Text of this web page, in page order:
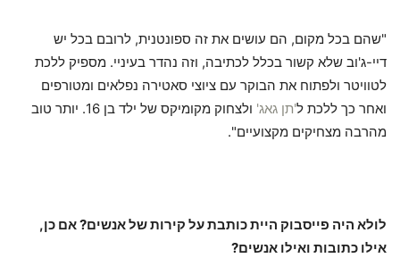
"שהם בכל מקום, הם עושים את זה ספונטנית, לרובם בכל יש
דיי-ג'וב שלא קשור בכלל לכתיבה, וזה נהדר בעיניי. מספיק ללכת
לטוויטר ולפתוח את הבוקר עם ציוצי סאטירה נפלאים ומטורפים
ואחר כך ללכת ל'תן גאג'
ולצחוק מקומיקס של ילד בן 16. יותר טוב
מהרבה מצחיקים מקצועיים".
לולא היה פייסבוק היית כותבת על קירות של אנשים? אם כן,
אילו כתובות ואילו אנשים?